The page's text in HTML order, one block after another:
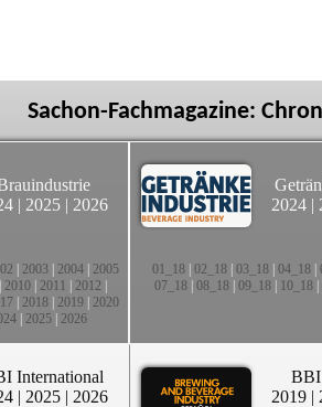
Sachon-Fachmagazine:
| 2025 | 2026
2003 2004 2005
2010 2011 2012
2018 2019 2020
| 2025| 2026
2024 |
01_18| 02_18| 03_18| 04_18|
07_18 08_18 09_18 10_18
International
| 2025 | 2026
BBI
2019 |